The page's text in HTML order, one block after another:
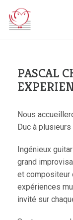
PASCAL
Nous
Duc à
Ingénieux
grand
et compositeur
expériences
invité sur